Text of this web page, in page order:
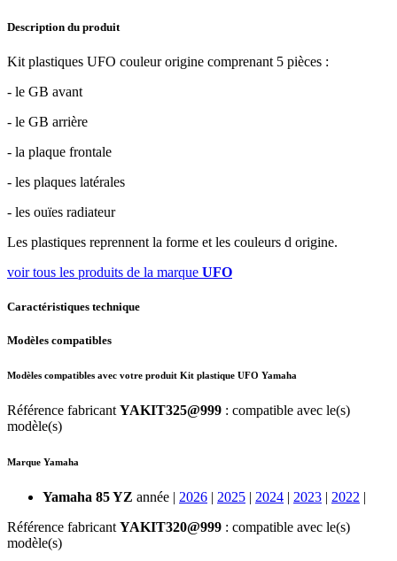
Description du produit
Kit plastiques UFO couleur origine comprenant 5 pièces :
- le GB avant
- le GB arrière
- la plaque frontale
- les plaques latérales
- les ouïes radiateur
Les plastiques reprennent la forme et les couleurs d origine.
voir tous les produits de la marque UFO
Caractéristiques technique
Modèles compatibles
Modèles compatibles avec votre produit Kit plastique UFO Yamaha
Référence fabricant YAKIT325@999 : compatible avec le(s)
modèle(s)
Marque Yamaha
Yamaha 85 YZ année | 2026 | 2025 | 2024 | 2023 | 2022 |
Référence fabricant YAKIT320@999 : compatible avec le(s)
modèle(s)